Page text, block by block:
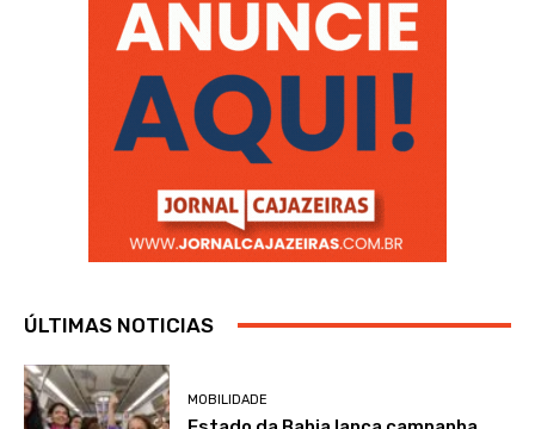
ÚLTIMAS NOTICIAS
MOBILIDADE